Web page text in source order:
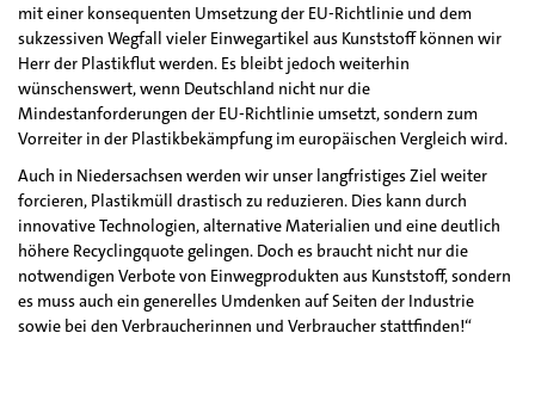
mit einer konsequenten Umsetzung der EU-Richtlinie und dem
sukzessiven Wegfall vieler Einwegartikel aus Kunststoff können wir
Herr der Plastikflut werden. Es bleibt jedoch weiterhin
wünschenswert, wenn Deutschland nicht nur die
Mindestanforderungen der EU-Richtlinie umsetzt, sondern zum
Vorreiter in der Plastikbekämpfung im europäischen Vergleich wird.
Auch in Niedersachsen werden wir unser langfristiges Ziel weiter
forcieren, Plastikmüll drastisch zu reduzieren. Dies kann durch
innovative Technologien, alternative Materialien und eine deutlich
höhere Recyclingquote gelingen. Doch es braucht nicht nur die
notwendigen Verbote von Einwegprodukten aus Kunststoff, sondern
es muss auch ein generelles Umdenken auf Seiten der Industrie
sowie bei den Verbraucherinnen und Verbraucher stattfinden!“